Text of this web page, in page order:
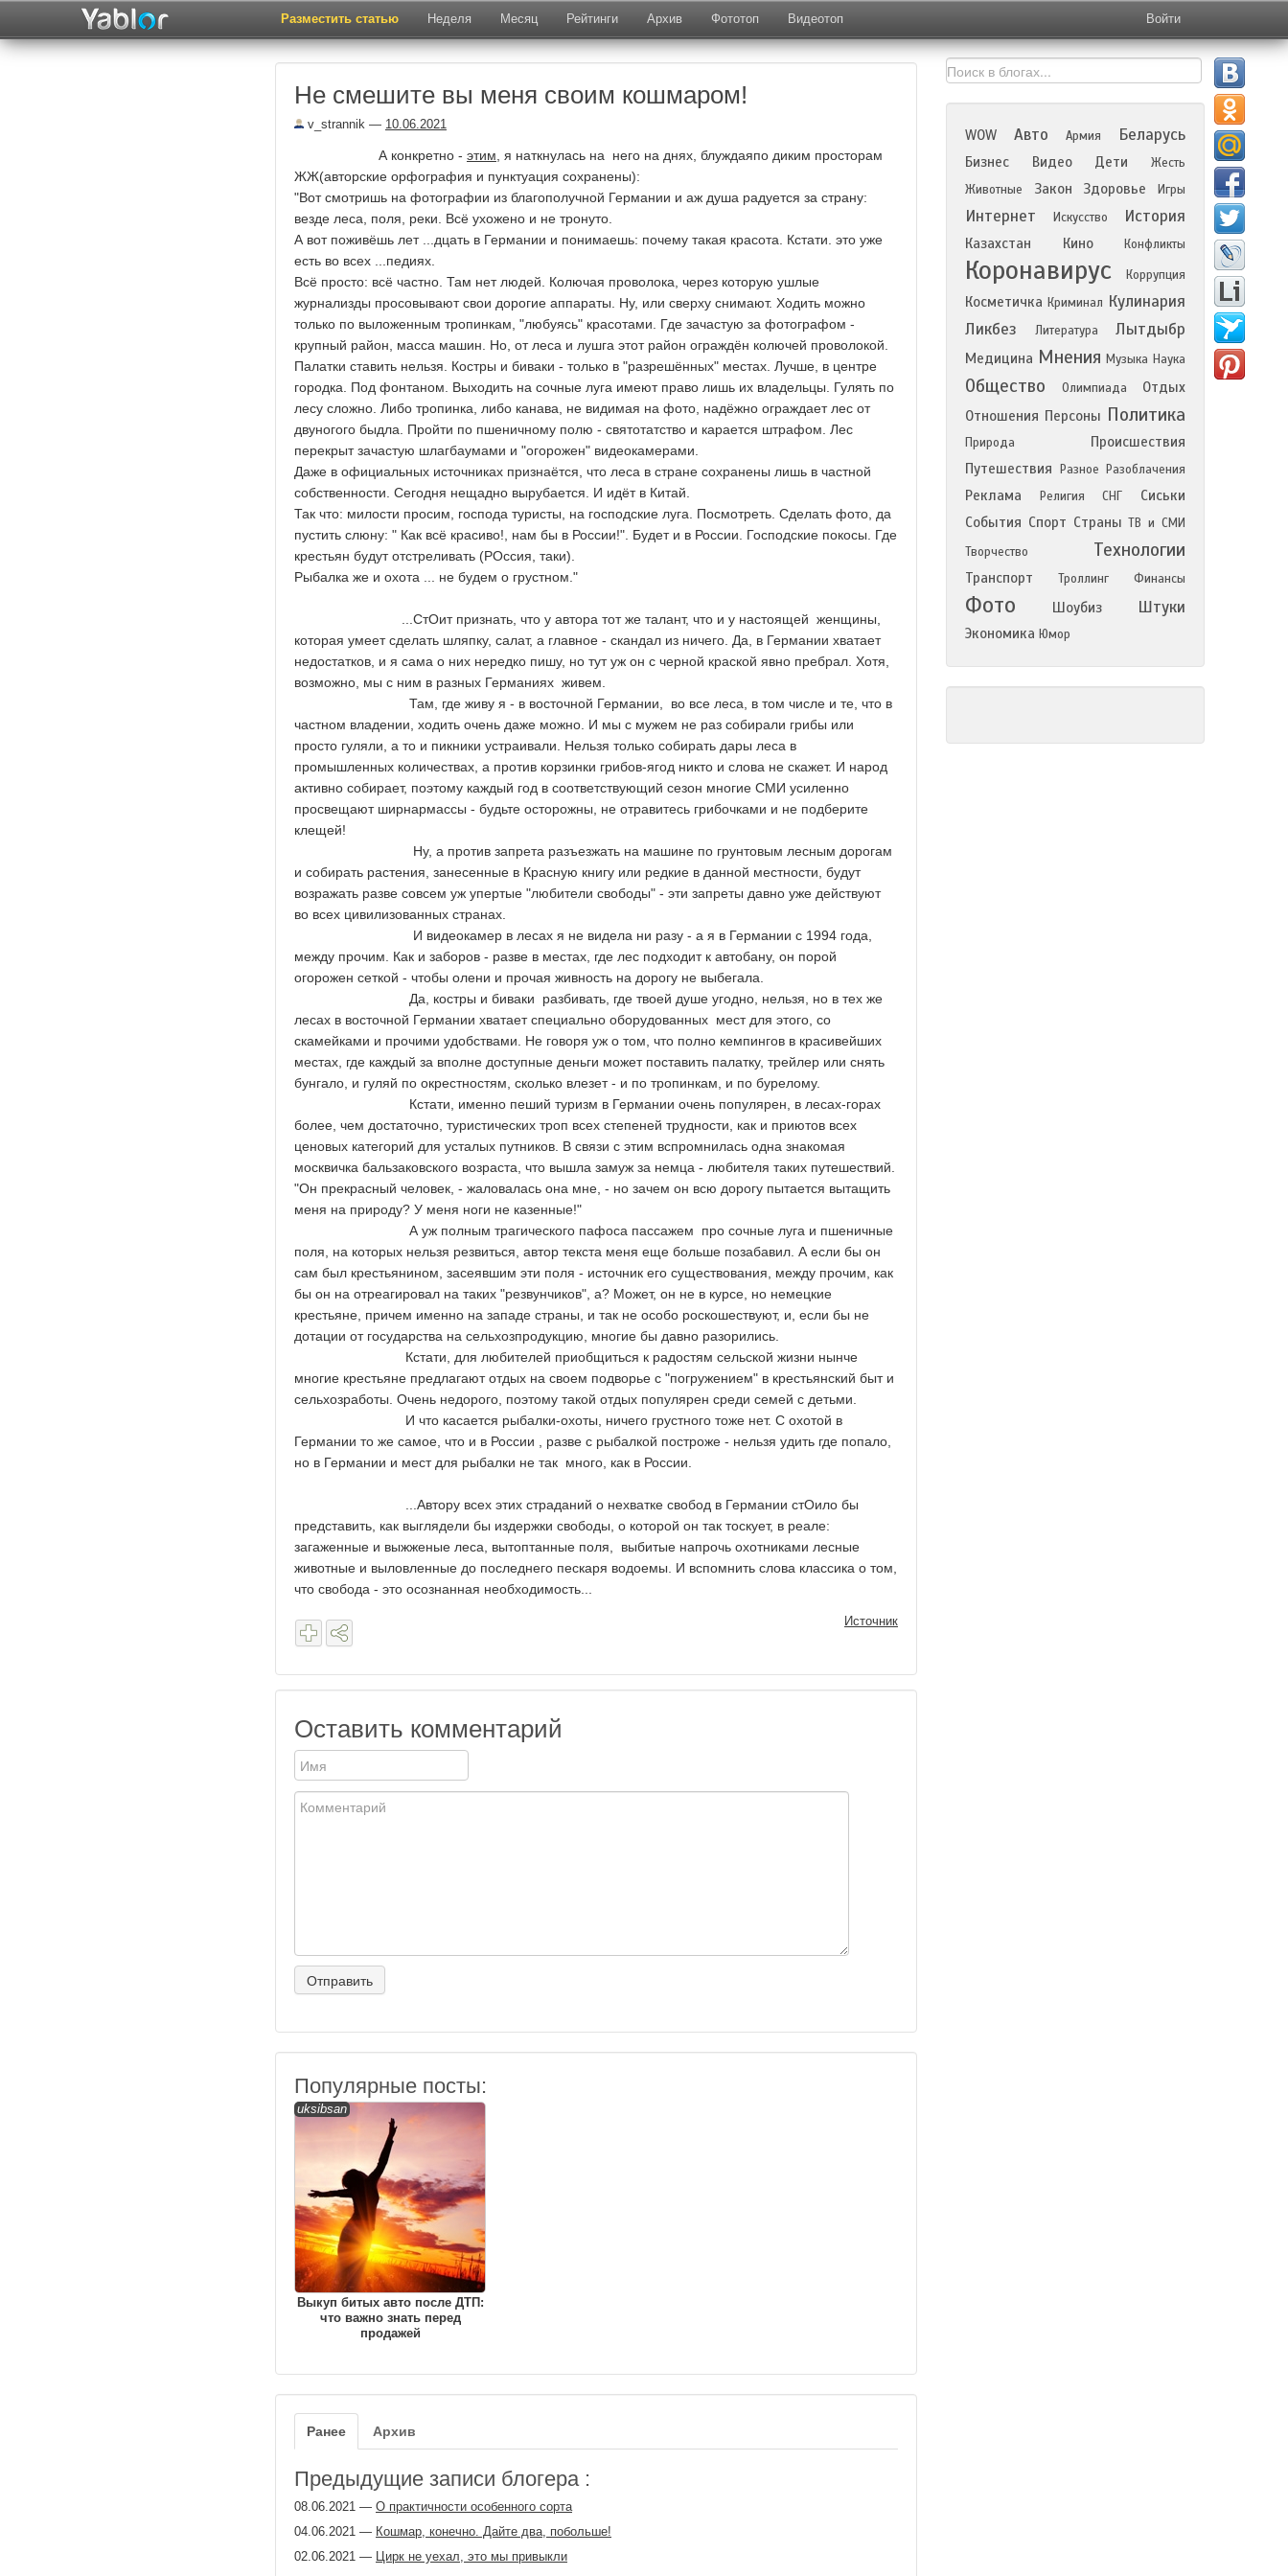
Разместить статью Неделя Месяц Рейтинги Архив Фототоп Видеотоп Войти
Не смешите вы меня своим кошмаром!
v_strannik — 10.06.2021
А конкретно - этим , я наткнулась на него на днях, блуждаяпо диким просторам
ЖЖ(авторские орфография и пунктуация сохранены):
"Вот смотришь на фотографии из благополучной Германии и аж душа радуется за страну:
везде леса, поля, реки. Всё ухожено и не тронуто.
А вот поживёшь лет ...дцать в Германии и понимаешь: почему такая красота. Кстати. это уже
есть во всех ...педиях.
Всё просто: всё частно. Там нет людей. Колючая проволока, через которую ушлые
журнализды просовывают свои дорогие аппараты. Ну, или сверху снимают. Ходить можно
только по выложенным тропинкам, "любуясь" красотами. Где зачастую за фотографом -
крупный район, масса машин. Но, от леса и лушга этот район ограждён колючей проволокой.
Палатки ставить нельзя. Костры и биваки - только в "разрешённых" местах. Лучше, в центре
городка. Под фонтаном. Выходить на сочные луга имеют право лишь их владельцы. Гулять по
лесу сложно. Либо тропинка, либо канава, не видимая на фото, надёжно ограждает лес от
двуногого быдла. Пройти по пшеничному полю - святотатство и карается штрафом. Лес
перекрыт зачастую шлагбаумами и "огорожен" видеокамерами.
Даже в официальных источниках признаётся, что леса в стране сохранены лишь в частной
собственности. Сегодня нещадно вырубается. И идёт в Китай.
Так что: милости просим, господа туристы, на господские луга. Посмотреть. Сделать фото, да
пустить слюну: " Как всё красиво!, нам бы в России!". Будет и в России. Господские покосы. Где
крестьян будут отстреливать (РОссия, таки).
Рыбалка же и охота ... не будем о грустном."
...СтОит признать, что у автора тот же талант, что и у настоящей женщины,
которая умеет сделать шляпку, салат, а главное - скандал из ничего. Да, в Германии хватает
недостатков, и я сама о них нередко пишу, но тут уж он с черной краской явно пребрал. Хотя,
возможно, мы с ним в разных Германиях живем.
Там, где живу я - в восточной Германии, во все леса, в том числе и те, что в
частном владении, ходить очень даже можно. И мы с мужем не раз собирали грибы или
просто гуляли, а то и пикники устраивали. Нельзя только собирать дары леса в
промышленных количествах, а против корзинки грибов-ягод никто и слова не скажет. И народ
активно собирает, поэтому каждый год в соответствующий сезон многие СМИ усиленно
просвещают ширнармассы - будьте осторожны, не отравитесь грибочками и не подберите
клещей!
Ну, а против запрета разъезжать на машине по грунтовым лесным дорогам
и собирать растения, занесенные в Красную книгу или редкие в данной местности, будут
возражать разве совсем уж упертые "любители свободы" - эти запреты давно уже действуют
во всех цивилизованных странах.
И видеокамер в лесах я не видела ни разу - а я в Германии с 1994 года,
между прочим. Как и заборов - разве в местах, где лес подходит к автобану, он порой
огорожен сеткой - чтобы олени и прочая живность на дорогу не выбегала.
Да, костры и биваки разбивать, где твоей душе угодно, нельзя, но в тех же
лесах в восточной Германии хватает специально оборудованных мест для этого, со
скамейками и прочими удобствами. Не говоря уж о том, что полно кемпингов в красивейших
местах, где каждый за вполне доступные деньги может поставить палатку, трейлер или снять
бунгало, и гуляй по окрестностям, сколько влезет - и по тропинкам, и по бурелому.
Кстати, именно пеший туризм в Германии очень популярен, в лесах-горах
более, чем достаточно, туристических троп всех степеней трудности, как и приютов всех
ценовых категорий для усталых путников. В связи с этим вспромнилась одна знакомая
москвичка бальзаковского возраста, что вышла замуж за немца - любителя таких путешествий.
"Он прекрасный человек, - жаловалась она мне, - но зачем он всю дорогу пытается вытащить
меня на природу? У меня ноги не казенные!"
А уж полным трагического пафоса пассажем про сочные луга и пшеничные
поля, на которых нельзя резвиться, автор текста меня еще больше позабавил. А если бы он
сам был крестьянином, засеявшим эти поля - источник его существования, между прочим, как
бы он на отреагировал на таких "резвунчиков", а? Может, он не в курсе, но немецкие
крестьяне, причем именно на западе страны, и так не особо роскошествуют, и, если бы не
дотации от государства на сельхозпродукцию, многие бы давно разорились.
Кстати, для любителей приобщиться к радостям сельской жизни нынче
многие крестьяне предлагают отдых на своем подворье с "погружением" в крестьянский быт и
сельхозработы. Очень недорого, поэтому такой отдых популярен среди семей с детьми.
И что касается рыбалки-охоты, ничего грустного тоже нет. С охотой в
Германии то же самое, что и в России , разве с рыбалкой построже - нельзя удить где попало,
но в Германии и мест для рыбалки не так много, как в России.
...Автору всех этих страданий о нехватке свобод в Германии стОило бы
представить, как выглядели бы издержки свободы, о которой он так тоскует, в реале:
загаженные и выжженые леса, вытоптанные поля, выбитые напрочь охотниками лесные
животные и выловленные до последнего пескаря водоемы. И вспомнить слова классика о том,
что свобода - это осознанная необходимость...
Источник
Оставить комментарий
Популярные посты:
uksibsan
Выкуп битых авто после ДТП:
что важно знать перед
продажей
Ранее Архив
Предыдущие записи блогера :
08.06.2021 — О практичности особенного сорта
04.06.2021 — Кошмар, конечно. Дайте два, побольше!
02.06.2021 — Цирк не уехал, это мы привыкли
WOW Авто Армия Беларусь
Бизнес Видео Дети
Жесть
Животные
Закон Здоровье Игры
Интернет Искусство История
Казахстан Кино Конфликты
Коронавирус Коррупция
Косметичка Криминал Кулинария
Ликбез
Литература Лытдыбр
Медицина Мнения Музыка Наука
Общество Олимпиада
Отдых
Отношения Персоны Политика
Природа
Происшествия
Путешествия
Разное Разоблачения
Реклама Религия СНГ
Сиськи
События Спорт Страны ТВ и СМИ
Творчество
Технологии
Транспорт Троллинг Финансы
Фото Шоубиз Штуки
Экономика Юмор